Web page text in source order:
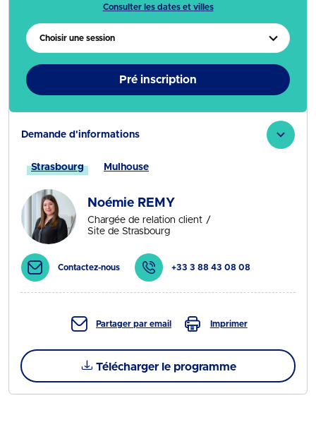
Consulter les dates et villes
Choisir une session
Pré inscription
Demande d'informations
Strasbourg Mulhouse
Noémie REMY
Chargée de relation client
Site de Strasbourg
Contactez-nous +33 3 88 43 08 08
Partager par email Imprimer
Télécharger le programme